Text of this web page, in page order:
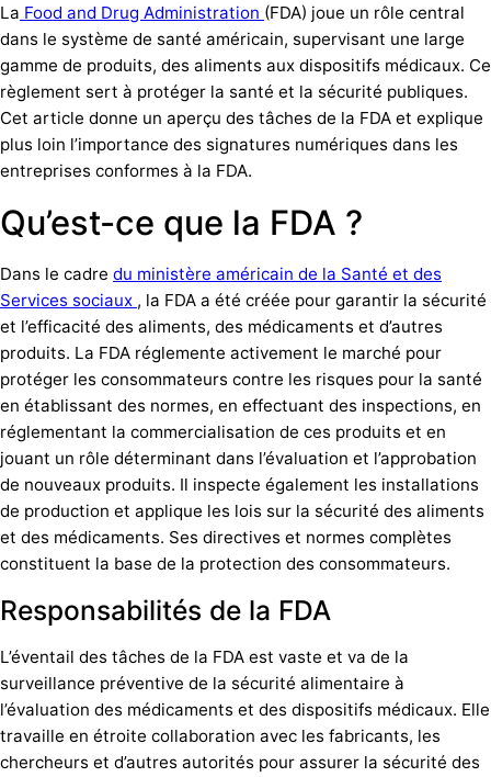
La Food and Drug Administration (FDA) joue un rôle central
dans le système de santé américain, supervisant une large
gamme de produits, des aliments aux dispositifs médicaux. Ce
règlement sert à protéger la santé et la sécurité publiques.
Cet article donne un aperçu des tâches de la FDA et explique
plus loin l’importance des signatures numériques dans les
entreprises conformes à la FDA.
Qu’est-ce que la FDA ?
Dans le cadre du ministère américain de la Santé et des
Services sociaux , la FDA a été créée pour garantir la sécurité
et l’efficacité des aliments, des médicaments et d’autres
produits. La FDA réglemente activement le marché pour
protéger les consommateurs contre les risques pour la santé
en établissant des normes, en effectuant des inspections, en
réglementant la commercialisation de ces produits et en
jouant un rôle déterminant dans l’évaluation et l’approbation
de nouveaux produits. Il inspecte également les installations
de production et applique les lois sur la sécurité des aliments
et des médicaments. Ses directives et normes complètes
constituent la base de la protection des consommateurs.
Responsabilités de la FDA
L’éventail des tâches de la FDA est vaste et va de la
surveillance préventive de la sécurité alimentaire à
l’évaluation des médicaments et des dispositifs médicaux. Elle
travaille en étroite collaboration avec les fabricants, les
chercheurs et d’autres autorités pour assurer la sécurité des